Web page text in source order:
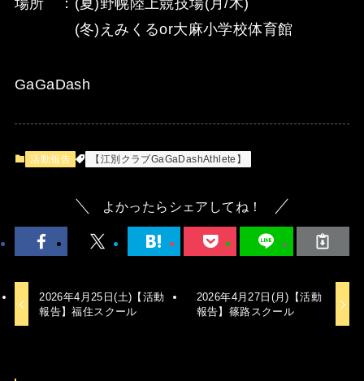
場所 ：(夏)野幌陸上競技場(月/木)
(冬)えみくるor大麻小学校体育館
GaGaDash
活動報告 【江別クラブGaGaDashAthlete】
よかったらシェアしてね！
2026年4月25日(土)【活動
報告】福住スクール
2026年4月27日(月)【活動
報告】篠路スクール